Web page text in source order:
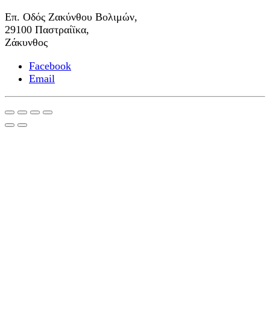
Επ. Οδός Ζακύνθου Βολιμών,
29100 Παστραίϊκα,
Ζάκυνθος
Facebook
Email